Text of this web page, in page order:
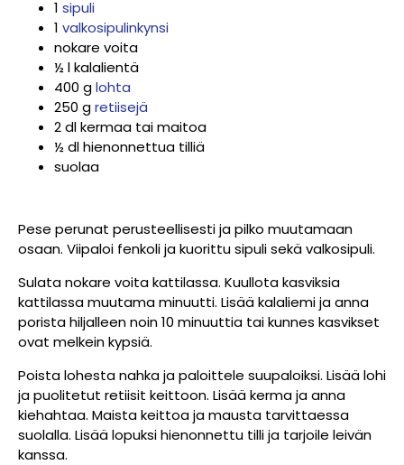
1 sipuli
1 valkosipulinkynsi
nokare voita
½ l kalalientä
400 glohta
250 gretiisejä
2 dl kermaa tai maitoa
½ dl hienonnettua tilliä
suolaa
Pese perunat perusteellisesti ja pilko muutamaan
osaan. Viipaloi fenkoli ja kuorittu sipuli sekä valkosipuli.
Sulata nokare voita kattilassa. Kuullota kasviksia
kattilassa muutama minuutti. Lisää kalaliemi ja anna
porista hiljalleen noin 10 minuuttia tai kunnes kasvikset
ovat melkein kypsiä.
Poista lohesta nahka ja paloittele suupaloiksi. Lisää lohi
ja puolitetut retiisit keittoon. Lisää kerma ja anna
kiehahtaa. Maista keittoa ja mausta tarvittaessa
suolalla. Lisää lopuksi hienonnettu tilli ja tarjoile leivän
kanssa.